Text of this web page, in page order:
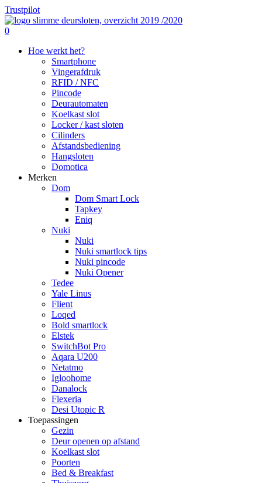
Skip
to
main
Trustpilot
search
0
Hoe werkt het?
Smartphone
Vingerafdruk
RFID / NFC
Pincode
Deurautomaten
Koelkast slot
Locker / kast sloten
Cilinders
Afstandsbediening
Hangsloten
Domotica
Merken
Dom
Dom Smart Lock
Tapkey
Eniq
Nuki
Nuki
Nuki smartlock tips
Nuki pincode
Nuki Opener
Tedee
Yale Linus
Flient
Loqed
Bold smartlock
Elstek
SwitchBot Pro
Aqara U200
Netatmo
Igloohome
Danalock
Flexeria
Desi Utopic R
Toepassingen
Gezin
Deur openen op afstand
Koelkast slot
Poorten
Bed & Breakfast